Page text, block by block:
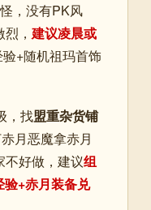
，没有PK风
， 建议凌晨或
+随机祖玛首饰
，找盟重杂货铺
月恶魔拿赤月
不好做，建议组
验+赤月装备兑